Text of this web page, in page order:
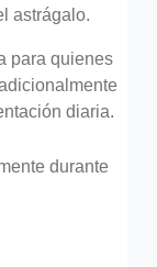
astrágalo.
para quienes
diaria.
durante